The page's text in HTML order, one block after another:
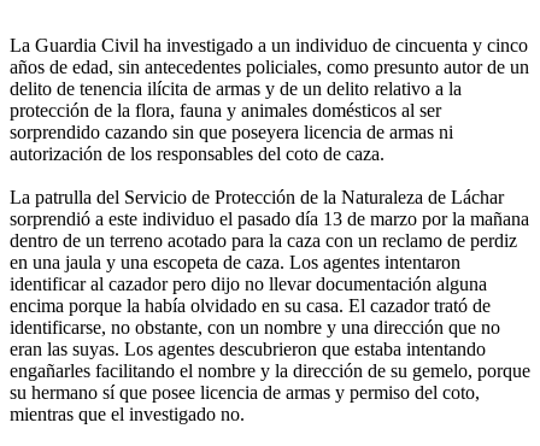
La Guardia Civil ha investigado a un individuo de cincuenta y cinco
años de edad, sin antecedentes policiales, como presunto autor de un
delito de tenencia ilícita de armas y de un delito relativo a la
protección de la flora, fauna y animales domésticos al ser
sorprendido cazando sin que poseyera licencia de armas ni
autorización de los responsables del coto de caza.
La patrulla del Servicio de Protección de la Naturaleza de Láchar
sorprendió a este individuo el pasado día 13 de marzo por la mañana
dentro de un terreno acotado para la caza con un reclamo de perdiz
en una jaula y una escopeta de caza. Los agentes intentaron
identificar al cazador pero dijo no llevar documentación alguna
encima porque la había olvidado en su casa. El cazador trató de
identificarse, no obstante, con un nombre y una dirección que no
eran las suyas. Los agentes descubrieron que estaba intentando
engañarles facilitando el nombre y la dirección de su gemelo, porque
su hermano sí que posee licencia de armas y permiso del coto,
mientras que el investigado no.